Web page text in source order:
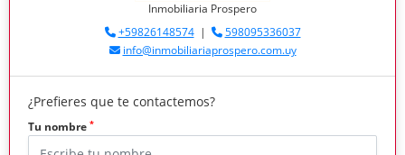
Inmobiliaria Prospero
+59826148574|
598095336037
info@inmobiliariaprospero.com.uy
¿Prefieres que te contactemos?
Tu nombre *